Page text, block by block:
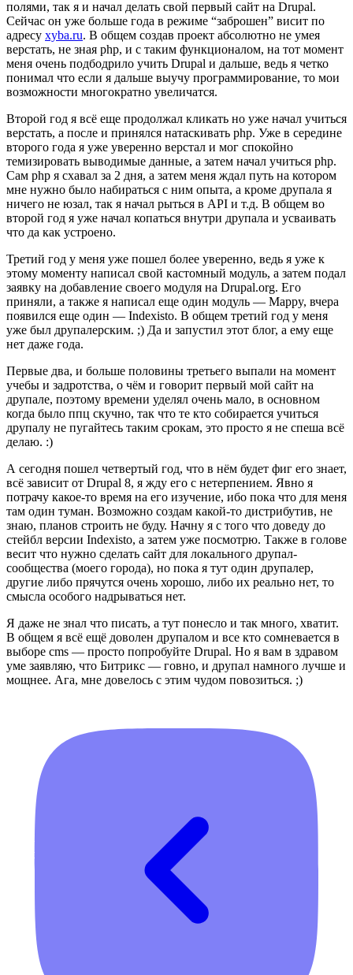
полями, так я и начал делать свой первый сайт на Drupal.
Сейчас он уже больше года в режиме “заброшен” висит по
адресу xyba.ru. В общем создав проект абсолютно не умея
верстать, не зная php, и с таким функционалом, на тот момент
меня очень подбодрило учить Drupal и дальше, ведь я четко
понимал что если я дальше выучу программирование, то мои
возможности многократно увеличатся.
Второй год я всё еще продолжал кликать но уже начал учиться
верстать, а после и принялся натаскивать php. Уже в середине
второго года я уже уверенно верстал и мог спокойно
темизировать выводимые данные, а затем начал учиться php.
Сам php я схавал за 2 дня, а затем меня ждал путь на котором
мне нужно было набираться с ним опыта, а кроме друпала я
ничего не юзал, так я начал рыться в API и т.д. В общем во
второй год я уже начал копаться внутри друпала и усваивать
что да как устроено.
Третий год у меня уже пошел более уверенно, ведь я уже к
этому моменту написал свой кастомный модуль, а затем подал
заявку на добавление своего модуля на Drupal.org. Его
приняли, а также я написал еще один модуль — Mappy, вчера
появился еще один — Indexisto. В общем третий год у меня
уже был друпалерским. ;) Да и запустил этот блог, а ему еще
нет даже года.
Первые два, и больше половины третьего выпали на момент
учебы и задротства, о чём и говорит первый мой сайт на
друпале, поэтому времени уделял очень мало, в основном
когда было ппц скучно, так что те кто собирается учиться
друпалу не пугайтесь таким срокам, это просто я не спеша всё
делаю. :)
А сегодня пошел четвертый год, что в нём будет фиг его знает,
всё зависит от Drupal 8, я жду его с нетерпением. Явно я
потрачу какое-то время на его изучение, ибо пока что для меня
там один туман. Возможно создам какой-то дистрибутив, не
знаю, планов строить не буду. Начну я с того что доведу до
стейбл версии Indexisto, а затем уже посмотрю. Также в голове
весит что нужно сделать сайт для локального друпал-
сообщества (моего города), но пока я тут один друпалер,
другие либо прячутся очень хорошо, либо их реально нет, то
смысла особого надрываться нет.
Я даже не знал что писать, а тут понесло и так много, хватит.
В общем я всё ещё доволен друпалом и все кто сомневается в
выборе cms — просто попробуйте Drupal. Но я вам в здравом
уме заявляю, что Битрикс — говно, и друпал намного лучше и
мощнее. Ага, мне довелось с этим чудом повозиться. ;)